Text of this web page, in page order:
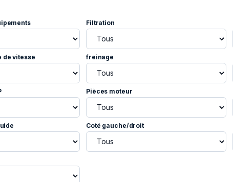
Filtration
de vitesse freinage
Pièces moteur
Coté gauche/droit